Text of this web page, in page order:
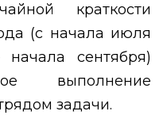
краткости
(с начала июля
сентября)
выполнение
задачи.